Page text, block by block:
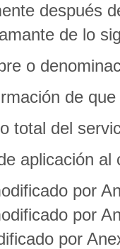
después
de lo
o
de
total del
aplicación al
por
por
por